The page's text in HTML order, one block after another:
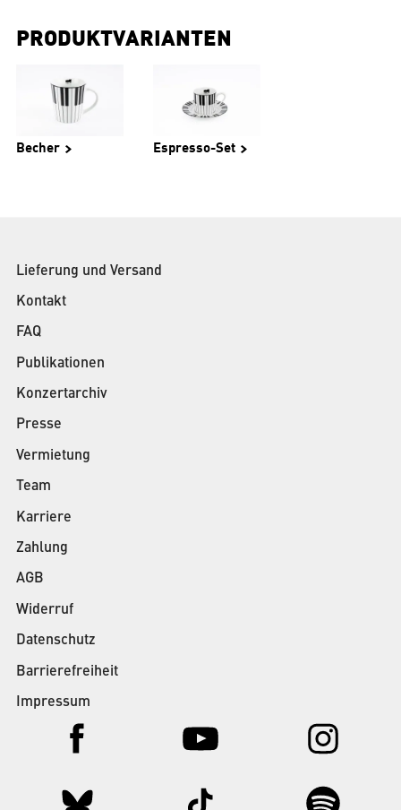
PRODUKTVARIANTEN
Becher Espresso-Set
Lieferung und Versand
Kontakt
FAQ
Publikationen
Konzertarchiv
Presse
Vermietung
Team
Karriere
Zahlung
AGB
Widerruf
Datenschutz
Barrierefreiheit
Impressum